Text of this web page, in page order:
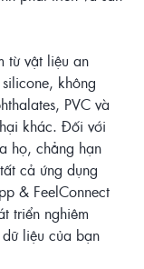
từ vật liệu an
không
PVC và
khác. Đối với
họ, chẳng hạn
cả ứng dụng
& FeelConnect
triển nghiêm
liệu của bạn